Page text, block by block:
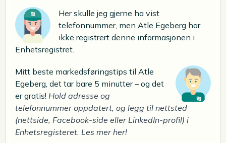
Her skulle jeg gjerne ha vist
telefonnummer, men Atle Egeberg har
ikke registrert denne informasjonen i
Enhetsregistret.
Mitt beste markedsføringstips til Atle
Egeberg, det tar bare 5 minutter – og det
er gratis! Hold adresse og
telefonnummer oppdatert, og legg til nettsted
(nettside, Facebook-side eller LinkedIn-profil) i
Enhetsregisteret. Les mer her!